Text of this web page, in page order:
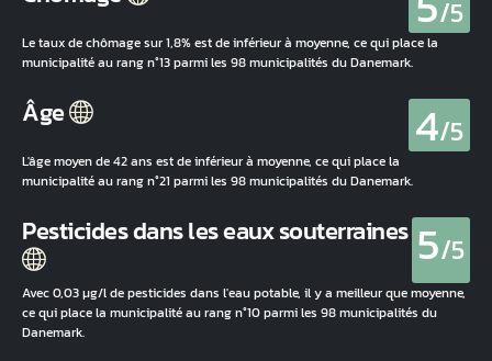
/5
Le taux de chômage sur 1,8% est de inférieur à moyenne, ce qui place la
municipalité au rang n°13 parmi les 98 municipalités du Danemark.
Âge 4/5
L'âge moyen de 42 ans est de inférieur à moyenne, ce qui place la
municipalité au rang n°21 parmi les 98 municipalités du Danemark.
Pesticides dans les eaux souterraines 5/5
Avec 0,03 µg/l de pesticides dans l'eau potable, il y a meilleur que moyenne,
ce qui place la municipalité au rang n°10 parmi les 98 municipalités du
Danemark.